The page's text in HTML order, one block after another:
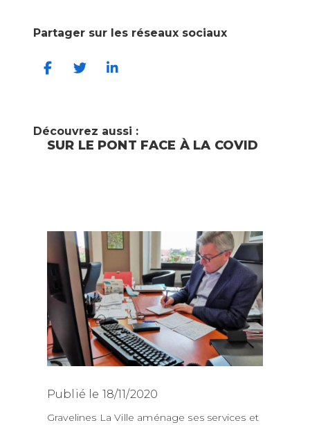
Partager sur les réseaux sociaux
Découvrez aussi :
SUR LE PONT FACE À LA COVID
Publié le 18/11/2020
Gravelines La Ville aménage ses services et